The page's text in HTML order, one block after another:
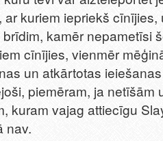
kuriem iepriekš
kamēr nepametīsi
cīnījies, vienmēr
un atkārtotas
piemēram, ja netīšām
kuram vajag attiecīgu
nav.